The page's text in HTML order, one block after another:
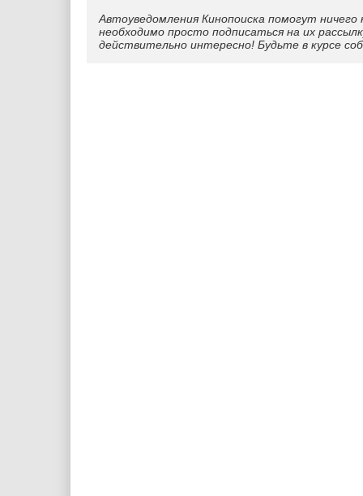
Автоуведомления Кинопоиска помогут
необходимо просто подписаться на их
действительно интересно! Будьте в курсе